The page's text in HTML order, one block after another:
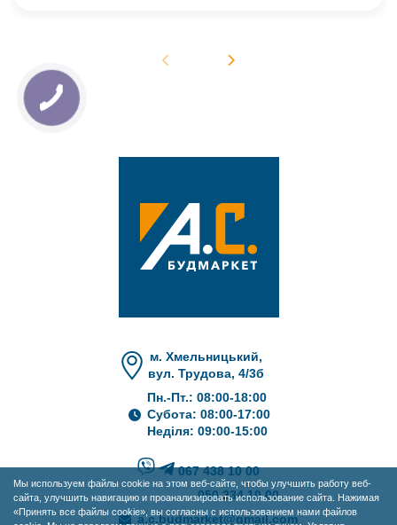
Мы используем файлы cookie на этом веб-сайте, чтобы улучшить работу веб-
сайта, улучшить навигацию и проанализировать использование сайта. Нажимая
«Принять все файлы cookie», вы согласны с использованием нами файлов
м. Хмельницький,
вул. Трудова, 4/3б
Пн.-Пт.: 08:00-18:00
Субота: 08:00-17:00
Неділя: 09:00-15:00
067 438 10 00
050 234 10 00
a.c.budmarket@gmail.com